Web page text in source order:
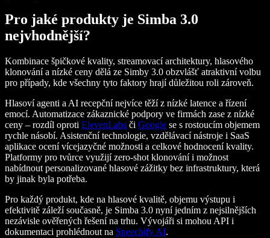
Pro jaké produkty je Simba 3.0
nejvhodnější?
Kombinace špičkové kvality, streamovací architektury, hlasového
klonování a nízké ceny dělá ze Simby 3.0 obzvlášť atraktivní volbu
pro případy, kde všechny tyto faktory hrají důležitou roli zároveň.
Hlasoví agenti a AI recepční nejvíce těží z nízké latence a řízení
emocí. Automatizace zákaznické podpory ve firmách zase z nízké
ceny – rozdíl oproti ElevenLabs či Google se s rostoucím objemem
rychle násobí. Asistenční technologie, vzdělávací nástroje i SaaS
aplikace ocení vícejazyčné možnosti a celkové hodnocení kvality.
Platformy pro tvůrce využijí zero-shot klonování i možnost
nabídnout personalizované hlasové zážitky bez infrastruktury, která
by jinak byla potřeba.
Pro každý produkt, kde na hlasové kvalitě, objemu výstupu i
efektivitě záleží současně, je Simba 3.0 nyní jedním z nejsilnějších
nezávisle ověřených řešení na trhu. Vývojáři si mohou API i
dokumentaci prohlédnout na Speechify AI.